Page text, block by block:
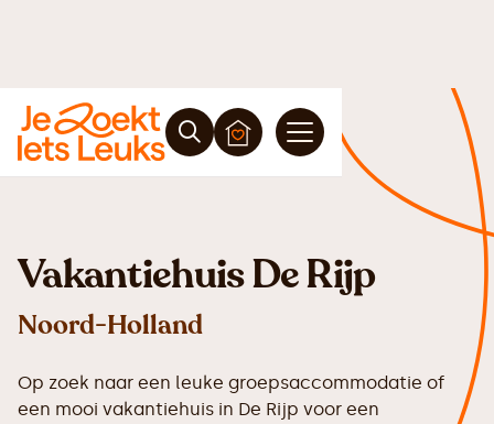
Vakantiehuis De Rijp
Noord-Holland
Op zoek naar een leuke groepsaccommodatie of
een mooi vakantiehuis in De Rijp voor een